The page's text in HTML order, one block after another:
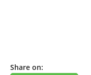
Share on: